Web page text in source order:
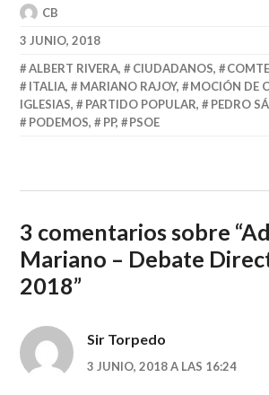
CB
3 JUNIO, 2018
ALBERT RIVERA, CIUDADANOS,
ITALIA, MARIANO RAJOY, MOCIÓN DE
IGLESIAS, PARTIDO POPULAR, PEDRO
PODEMOS, PP, PSOE
3 comentarios sobre “
Mariano – Debate
2018”
Sir Torpedo
3 JUNIO, 2018 A LAS 16:24